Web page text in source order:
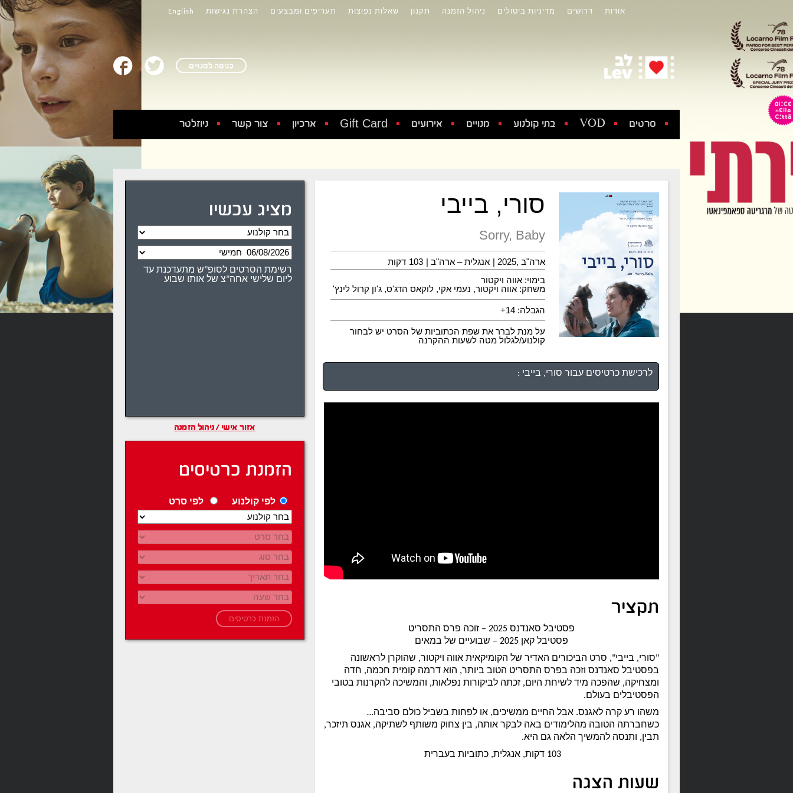
אודות דרושים מדיניות ביטולים ניהול הזמנה תקנון שאלות נפוצות תעריפים ומבצעים הצהרת נגישות English
כניסה למנויים
סרטים VOD בתי קולנוע מנויים אירועים Gift Card ארכיון צור קשר ניוזלטר
סורי, בייבי
Sorry, Baby
ארה"ב ,2025 | אנגלית – ארה"ב | 103 דקות
בימוי: אווה ויקטור
משחק: אווה ויקטור, נעמי אקי, לוקאס הדג'ס, ג'ון קרול לינץ'
הגבלה: 14+
על מנת לברר את שפת הכתוביות של הסרט יש לבחור
קולנוע/לגלול מטה לשעות ההקרנה
לרכישת כרטיסים עבור סורי, בייבי :
תקציר
פסטיבל סאנדנס 2025 – זוכה פרס התסריט
פסטיבל קאן 2025 – שבועיים של במאים
"סורי, בייבי", סרט הביכורים האדיר של הקומיקאית אווה ויקטור, שהוקרן לראשונה
בפסטיבל סאנדנס וזכה בפרס התסריט הטוב ביותר, הוא דרמה קומית חכמה, חדה
ומצחיקה, שהפכה מיד לשיחת היום, זכתה לביקורות נפלאות, והמשיכה להקרנות בטובי
הפסטיבלים בעולם.
משהו רע קרה לאגנס. אבל החיים ממשיכים, או לפחות בשביל כולם סביבה…
כשחברתה הטובה מהלימודים באה לבקר אותה, בין צחוק משותף לשתיקה, אגנס תיזכר,
תבין, ותנסה להמשיך הלאה גם היא.
103 דקות, אנגלית, כתוביות בעברית
שעות הצגה
מציג עכשיו
רשימת הסרטים לסופ"ש מתעדכנת עד
ליום שלישי אחה"צ של אותו שבוע
אזור אישי / ניהול הזמנה
הזמנת כרטיסים
לפי קולנוע לפי סרט